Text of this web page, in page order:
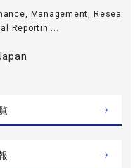
Management, Resea
Reportin ...